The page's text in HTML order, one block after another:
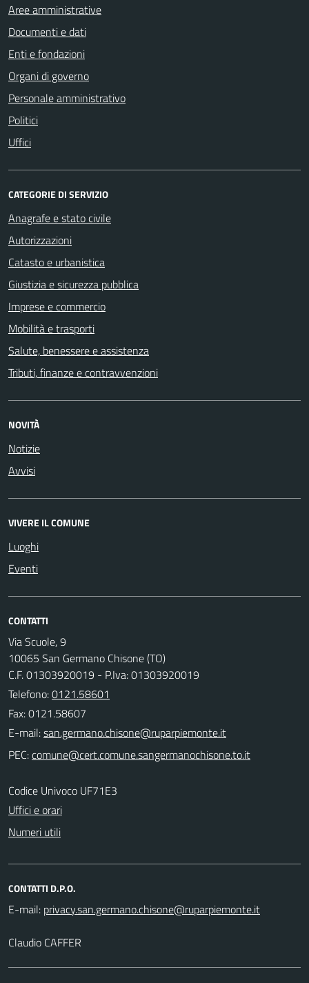
Aree amministrative
Documenti e dati
Enti e fondazioni
Organi di governo
Personale amministrativo
Politici
Uffici
CATEGORIE DI SERVIZIO
Anagrafe e stato civile
Autorizzazioni
Catasto e urbanistica
Giustizia e sicurezza pubblica
Imprese e commercio
Mobilità e trasporti
Salute, benessere e assistenza
Tributi, finanze e contravvenzioni
NOVITÀ
Notizie
Avvisi
VIVERE IL COMUNE
Luoghi
Eventi
CONTATTI
Via Scuole, 9
10065 San Germano Chisone (TO)
C.F. 01303920019 - P.Iva: 01303920019
Telefono:0121.58601
Fax: 0121.58607
E-mail:
PEC:
Codice Univoco UF71E3
Uffici e orari
Numeri utili
CONTATTI D.P.O.
E-mail:
Claudio CAFFER